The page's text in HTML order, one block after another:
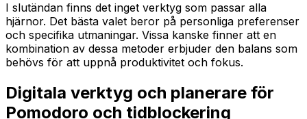
I slutändan finns det inget verktyg som passar alla
hjärnor. Det bästa valet beror på personliga preferenser
och specifika utmaningar. Vissa kanske finner att en
kombination av dessa metoder erbjuder den balans som
behövs för att uppnå produktivitet och fokus.
Digitala verktyg och planerare för
Pomodoro och tidblockering